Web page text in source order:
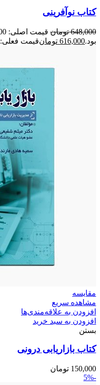
کتاب نوآفرینی
648,000 تومان
بود.616,000 تومانقیمت فعلی: 616,000 تومان.
مقایسه
مشاهده سریع
افزودن به علاقه‌مندی‌ها
افزودن به سبد خرید
بستن
کتاب بازاریابی درونی
150,000 تومان
-5%